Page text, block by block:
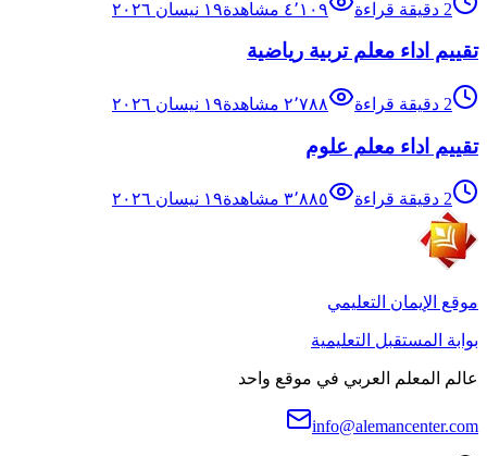
2 دقيقة قراءة ٤٬١٠٩ مشاهدة١٩ نيسان ٢٠٢٦
تقييم اداء معلم تربية رياضية
2 دقيقة قراءة ٢٬٧٨٨ مشاهدة١٩ نيسان ٢٠٢٦
تقييم اداء معلم علوم
2 دقيقة قراءة ٣٬٨٨٥ مشاهدة١٩ نيسان ٢٠٢٦
موقع الإيمان التعليمي
بوابة المستقبل التعليمية
عالم المعلم العربي في موقع واحد
info@alemancenter.com